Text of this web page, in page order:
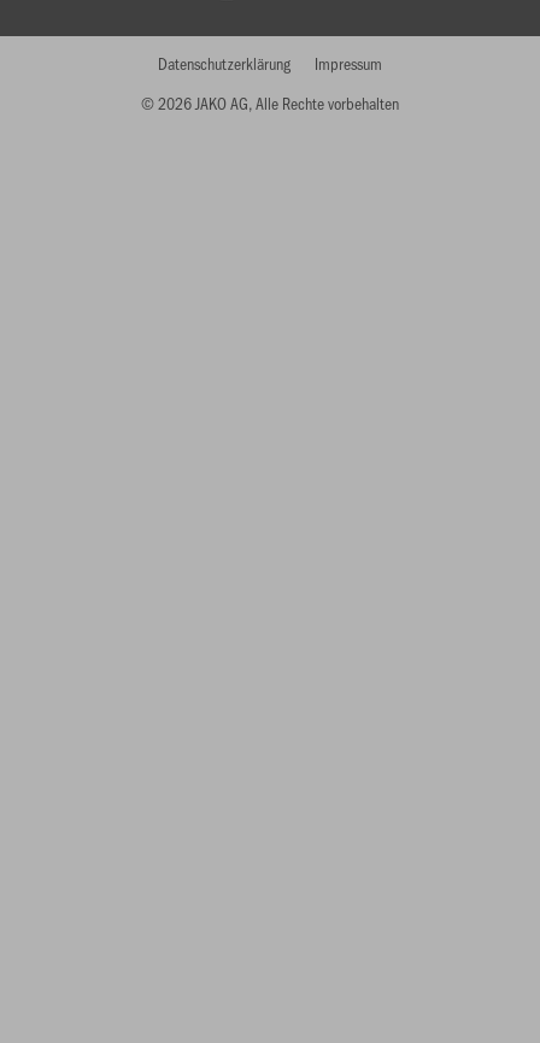
© 2026 JAKO AG, Alle Rechte vorbehalten
Datenschutzerklärung Impressum